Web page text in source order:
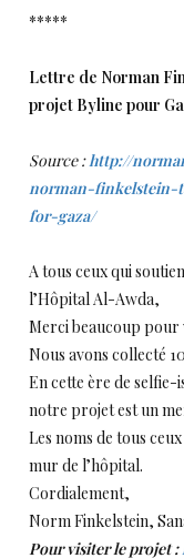
*****
Lettre de Norman
projet Byline pour
Source :http://
norman-finkelstein-
for-gaza/
A tous ceux qui
l’Hôpital Al-Awda,
Merci beaucoup
Nous avons collecté
En cette ère de selfie-
notre projet est un
Les noms de tous
mur de l’hôpital.
Cordialement,
Norm Finkelstein,
Pour visiter le projet :